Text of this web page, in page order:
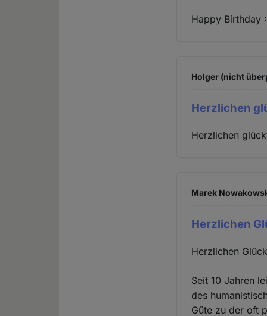
Happy Birthday
Holger (nicht
Herzlichen
Herzlichen
Marek
Herzlichen
Herzlichen
Seit 10 Jahren
des
Güte zu der oft